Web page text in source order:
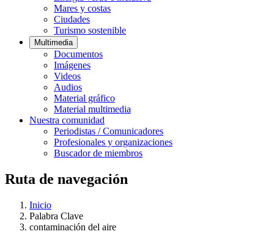
Mares y costas
Ciudades
Turismo sostenible
Multimedia
Documentos
Imágenes
Videos
Audios
Material gráfico
Material multimedia
Nuestra comunidad
Periodistas / Comunicadores
Profesionales y organizaciones
Buscador de miembros
Ruta de navegación
Inicio
Palabra Clave
contaminación del aire